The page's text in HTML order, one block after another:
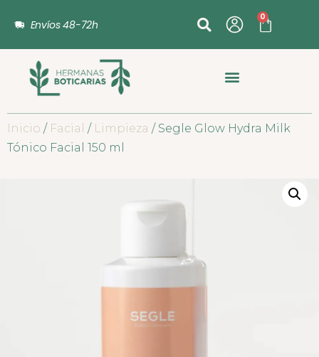
Envíos 48-72h
0
Inicio / Facial / Limpieza / Segle Glow Hydra Milk
Tónico Facial 150 ml